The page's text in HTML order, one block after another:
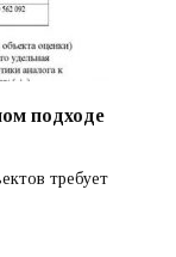
подходе
требует